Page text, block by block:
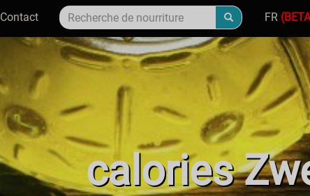
Contact FR
calories